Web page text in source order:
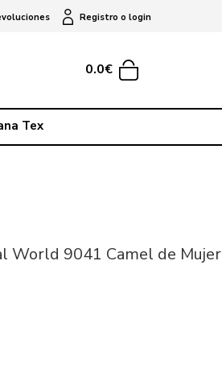
Registro o login
0.0€
Tex
World 9041 Camel de Mujer